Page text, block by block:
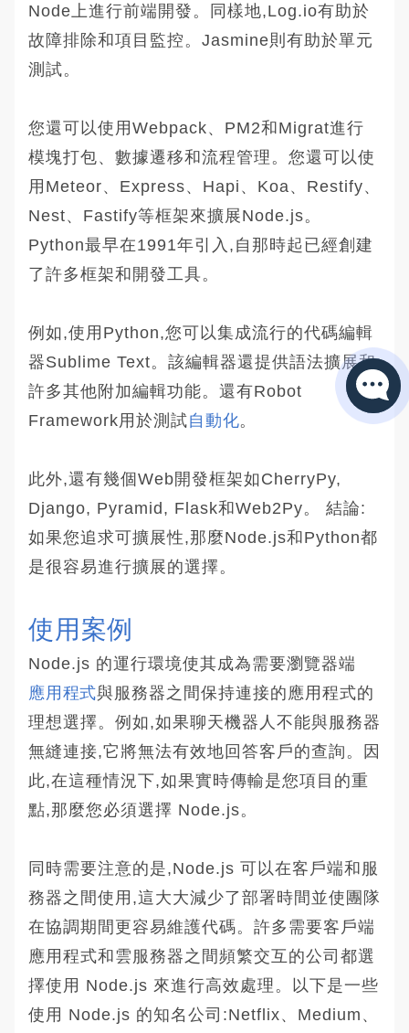
Node上進行前端開發。同樣地,Log.io有助於
故障排除和項目監控。Jasmine則有助於單元
測試。
您還可以使用Webpack、PM2和Migrat進行
模塊打包、數據遷移和流程管理。您還可以使
用Meteor、Express、Hapi、Koa、Restify、
Nest、Fastify等框架來擴展Node.js。
Python最早在1991年引入,自那時起已經創建
了許多框架和開發工具。
例如,使用Python,您可以集成流行的代碼編輯
器Sublime Text。該編輯器還提供語法擴展和
許多其他附加編輯功能。還有Robot
Framework用於測試自動化。
此外,還有幾個Web開發框架如CherryPy,
Django, Pyramid, Flask和Web2Py。 結論:
如果您追求可擴展性,那麼Node.js和Python都
是很容易進行擴展的選擇。
使用案例
Node.js 的運行環境使其成為需要瀏覽器端
應用程式與服務器之間保持連接的應用程式的
理想選擇。例如,如果聊天機器人不能與服務器
無縫連接,它將無法有效地回答客戶的查詢。因
此,在這種情況下,如果實時傳輸是您項目的重
點,那麼您必須選擇 Node.js。
同時需要注意的是,Node.js 可以在客戶端和服
務器之間使用,這大大減少了部署時間並使團隊
在協調期間更容易維護代碼。許多需要客戶端
應用程式和雲服務器之間頻繁交互的公司都選
擇使用 Node.js 來進行高效處理。以下是一些
使用 Node.js 的知名公司:Netflix、Medium、